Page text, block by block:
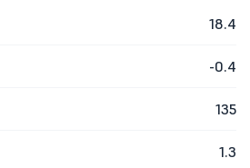
18.4
-0.4
135
1.3